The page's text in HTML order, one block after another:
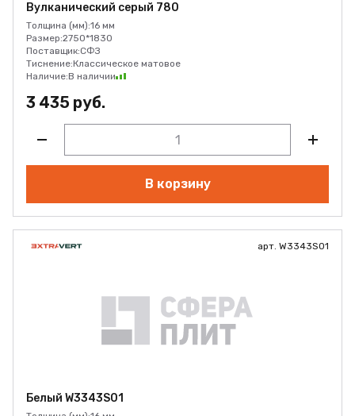
Вулканический серый 780
Толщина (мм):16 мм
Размер:2750*1830
Поставщик:СФЗ
Тиснение:Классическое матовое
Наличие:В наличии
3 435 руб.
В корзину
арт. W3343S01
Белый W3343S01